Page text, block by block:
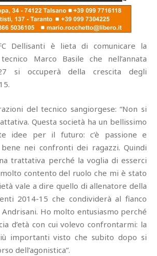
Dellisanti è lieta di comunicare la
Marco Basile che nell’annata
si occuperà della crescita degli
del tecnico sangiorgese: “Non si
Questa società ha un bellissimo
idee per il futuro: c’è passione e
nei confronti dei ragazzi. Quindi
trattativa perché la voglia di esserci
contento del ruolo che mi è stato
vale a dire quello di allenatore della
2014-15 che condividerà al fianco
Ho molto entusiasmo perché
d’età con cui volevo confrontarmi: la
importanti visto che subito dopo si
dell’agonistica”.